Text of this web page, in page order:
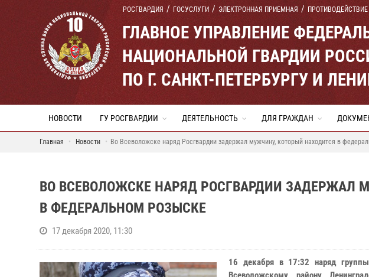
РОСГВАРДИЯ ГОСУСЛУГИ ЭЛЕКТРОННАЯ ПРИЕМНАЯ
ГЛАВНОЕ УПРАВЛЕНИЕ
НАЦИОНАЛЬНОЙ ГВАРДИИ
ПО Г. САНКТ-ПЕТЕРБУРГУ И
НОВОСТИ ГУ РОСГВАРДИИ ДЕЯТЕЛЬНОСТЬ ДЛЯ ГРАЖДАН
Главная Новости Во Всеволожске наряд Росгвардии задержал мужчину, который находится в
ВО ВСЕВОЛОЖСКЕ НАРЯД РОСГВАРДИИ ЗАДЕРЖАЛ
В ФЕДЕРАЛЬНОМ РОЗЫСКЕ
17 декабря 2020, 11:30
16 декабря в 17:32 наряд